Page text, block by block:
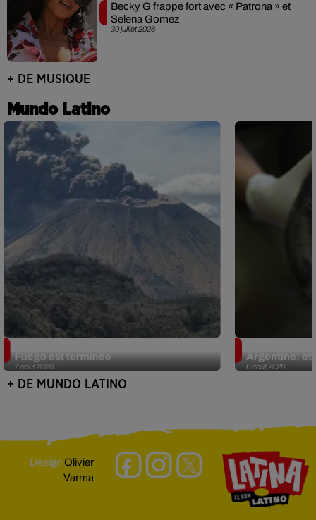
30 juillet 2026
Becky G frappe fort avec « Patrona » et
Selena Gomez
+ DE MUSIQUE
Mundo Latino
7 août 2026
Fuego est terminée
6 août 2026
Argentine, et
+ DE MUNDO LATINO
DesignOlivier
Varma